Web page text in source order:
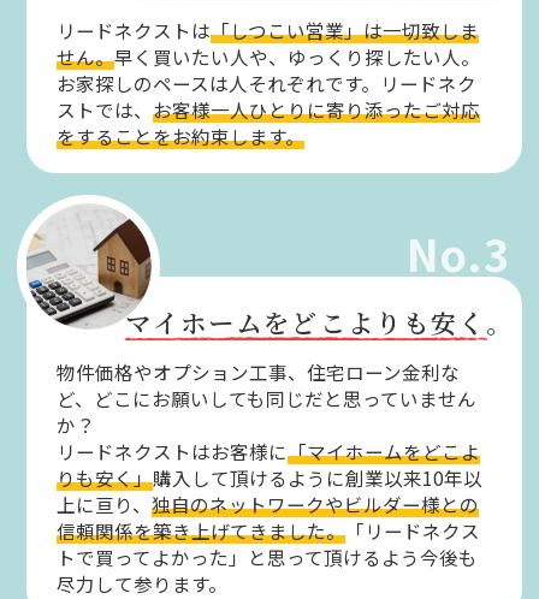
リードネクストは「しつこい営業」は一切致しま
せん。早く買いたい人や、ゆっくり探したい人。
お家探しのペースは人それぞれです。リードネク
ストでは、お客様一人ひとりに寄り添ったご対応
をすることをお約束します。
No.3
マイホームをどこよりも安く。
物件価格やオプション工事、住宅ローン金利な
ど、どこにお願いしても同じだと思っていません
か？
リードネクストはお客様に「マイホームをどこよ
りも安く」購入して頂けるように創業以来10年以
上に亘り、独自のネットワークやビルダー様との
信頼関係を築き上げてきました。 「リードネクス
トで買ってよかった」と思って頂けるよう今後も
尽力して参ります。